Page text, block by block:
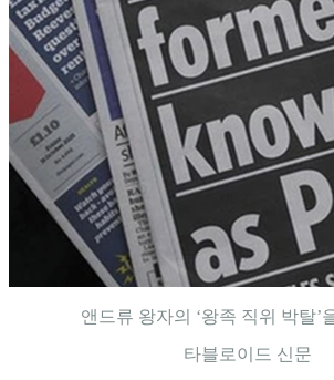
앤드류 왕자의 ‘왕족 직위 박탈’
타블로이드 신문